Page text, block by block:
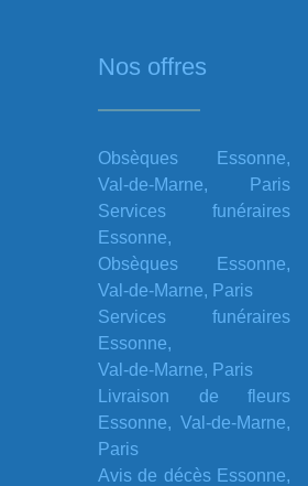
Nos offres
Obsèques Essonne,
Val-de-Marne, Paris
Services funéraires
Essonne,
Obsèques Essonne,
Val-de-Marne, Paris
Services funéraires
Essonne,
Val-de-Marne, Paris
Livraison de fleurs
Essonne, Val-de-Marne,
Paris
Avis de décès Essonne,